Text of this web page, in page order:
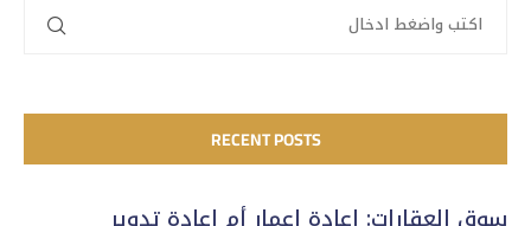
RECENT POSTS